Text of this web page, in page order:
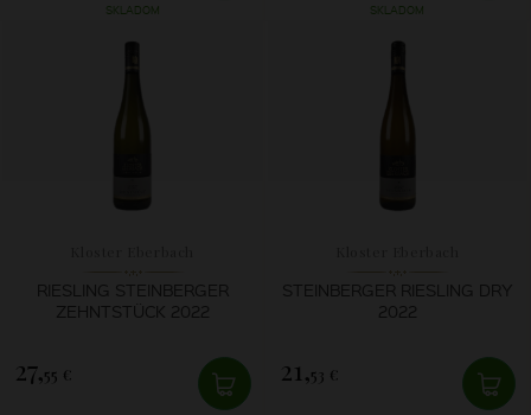
SKLADOM SKLADOM
RIESLING STEINBERGER
ZEHNTSTÜCK 2022
27,55 €
STEINBERGER RIESLING DRY
2022
21,53 €